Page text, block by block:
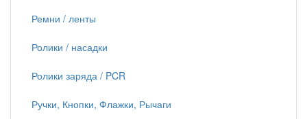
Ремни / ленты
Ролики / насадки
Ролики заряда / PCR
Ручки, Кнопки, Флажки, Рычаги